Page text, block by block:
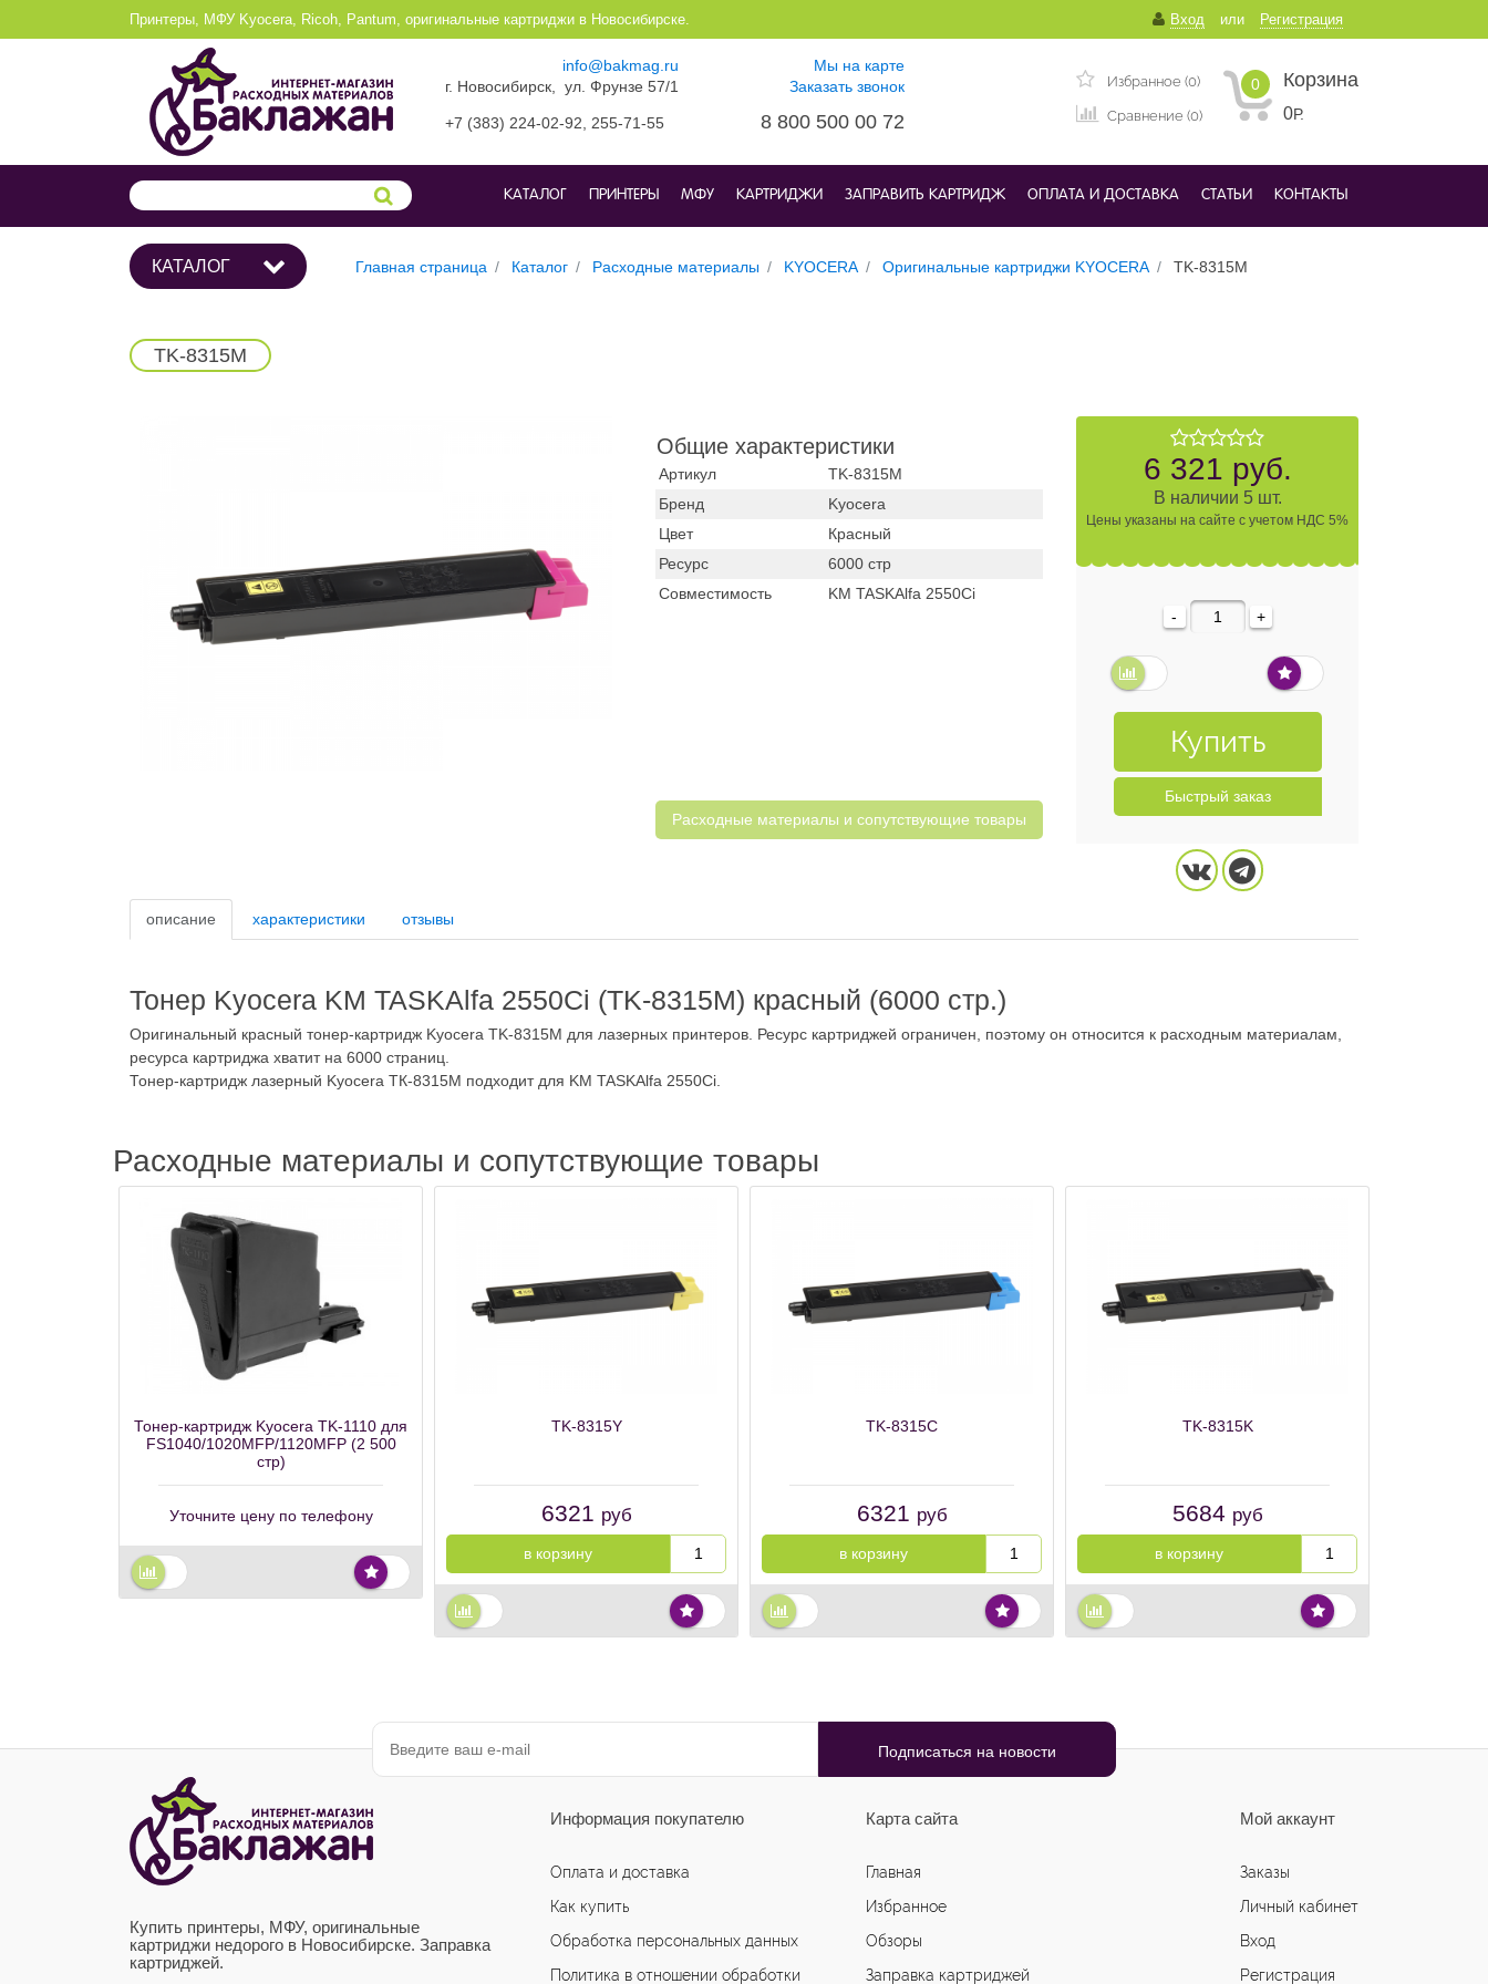
Принтеры, МФУ Kyocera, Ricoh, Pantum, оригинальные картриджи в Новосибирске. Вход или Регистрация
info@bakmag.ru
г. Новосибирск, ул. Фрунзе 57/1
+7 (383) 224-02-92, 255-71-55
Мы на карте
Заказать звонок
8 800 500 00 72
Избранное (0)
Сравнение (0)
0 Корзина
0Р.
КАТАЛОГ ПРИНТЕРЫ МФУ КАРТРИДЖИ ЗАПРАВИТЬ КАРТРИДЖ ОПЛАТА И ДОСТАВКА СТАТЬИ КОНТАКТЫ
КАТАЛОГ Главная страница Каталог Расходные материалы KYOCERA Оригинальные картриджи KYOCERA TK-8315M
TK-8315M
Общие характеристики
Артикул
TK-8315M
Бренд
Kyocera
Цвет
Красный
Ресурс
6000 стр
Совместимость
KM TASKAlfa 2550Ci
Расходные материалы и cопутствующие товары
6 321 руб.
В наличии 5 шт.
Цены указаны на сайте с учетом НДС 5%
- +
Купить
Быстрый заказ
описание характеристики отзывы
Тонер Kyocera KM TASKAlfa 2550Ci (TK-8315M) красный (6000 стр.)
Оригинальный красный тонер-картридж Kyocera TK-8315M для лазерных принтеров. Ресурс картриджей ограничен, поэтому он относится к расходным материалам,
ресурса картриджа хватит на 6000 страниц.
Тонер-картридж лазерный Kyocera ТК-8315M подходит для KM TASKAlfa 2550Ci.
Расходные материалы и сопутствующие товары
Тонер-картридж Kyocera TK-1110 для
FS1040/1020MFP/1120MFP (2 500
стр)
Уточните цену по телефону
TK-8315Y
6321 руб
в корзину
TK-8315C
6321 руб
в корзину
TK-8315K
5684 руб
в корзину
Купить принтеры, МФУ, оригинальные
картриджи недорого в Новосибирске. Заправка
картриджей.
Информация покупателю
Оплата и доставка
Как купить
Обработка персональных данных
Политика в отношении обработки
Карта сайта
Главная
Избранное
Обзоры
Заправка картриджей
Мой аккаунт
Заказы
Личный кабинет
Вход
Регистрация